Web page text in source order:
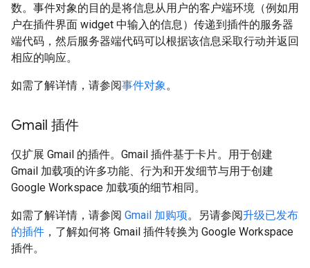
数。事件对象的目的是将信息从用户的客户端环境（例如用
户在插件界面 widget 中输入的信息）传递到插件的服务器
端代码，然后服务器端代码可以根据该信息采取行动并返回
相应的响应。
如需了解详情，请参阅事件对象。
Gmail 插件
仅扩展 Gmail 的插件。Gmail 插件基于卡片。用于创建
Gmail 加载项的许多功能、行为和开发细节与用于创建
Google Workspace 加载项的细节相同。
如需了解详情，请参阅 Gmail 加购项。另请参阅升级已发布
的插件 ，了解如何将 Gmail 插件转换为 Google Workspace
插件。